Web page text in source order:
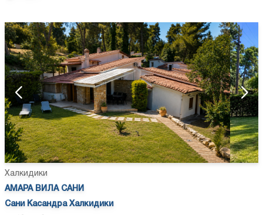
Халкидики
АМАРА ВИЛА САНИ
Сани Касандра Халкидики